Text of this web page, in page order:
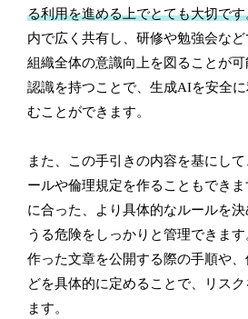
る利用を進める上でとても大切です
内で広く共有し、研修や勉強会など
組織全体の意識向上を図ることが
認識を持つことで、生成AIを安全
むことができます。
また、この手引きの内容を基にし
ールや倫理規定を作ることもでき
に合った、より具体的なルールを
うる危険をしっかりと管理できま
作った文章を公開する際の手順や
どを具体的に定めることで、リス
ます。